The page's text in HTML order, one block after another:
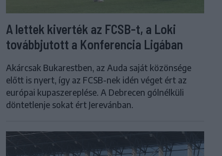
A lettek kiverték az FCSB-t, a Loki
továbbjutott a Konferencia Ligában
Akárcsak Bukarestben, az Auda saját közönsége
előtt is nyert, így az FCSB-nek idén véget ért az
európai kupaszereplése. A Debrecen gólnélküli
döntetlenje sokat ért Jerevánban.